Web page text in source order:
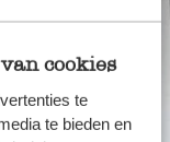
cookies
te
te bieden en